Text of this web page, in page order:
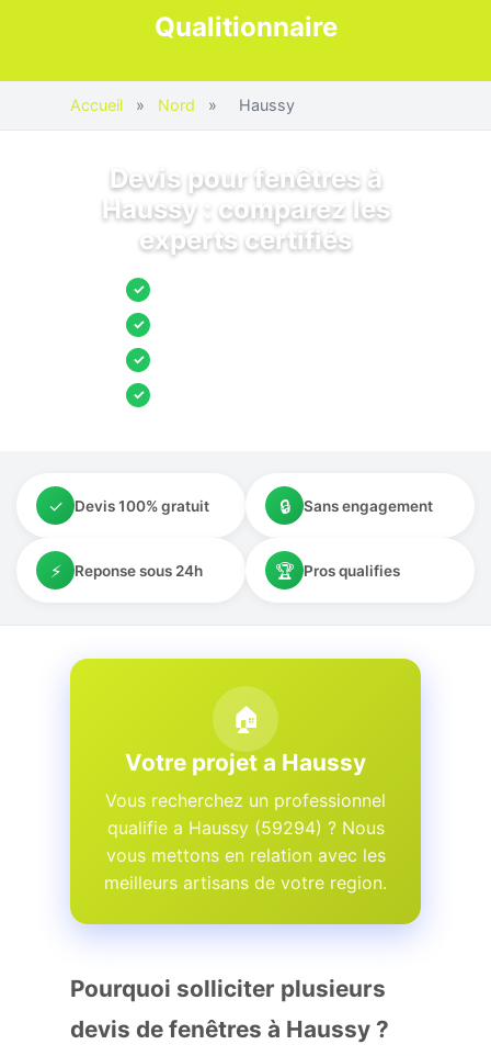
Qualitionnaire
Accueil » Nord » Haussy
Devis pour fenêtres à
Haussy : comparez les
experts certifiés
✓
✓
✓
✓
✓ Devis 100% gratuit 🔒 Sans engagement
⚡ Reponse sous 24h 🏆 Pros qualifies
🏠
Votre projet a Haussy
Vous recherchez un professionnel
qualifie a Haussy (59294) ? Nous
vous mettons en relation avec les
meilleurs artisans de votre region.
Pourquoi solliciter plusieurs
devis de fenêtres à Haussy ?